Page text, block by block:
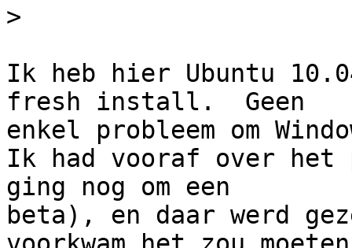
>
Ik heb hier Ubuntu
fresh install.  Geen
enkel probleem om
Ik had vooraf over het
ging nog om een
beta), en daar werd